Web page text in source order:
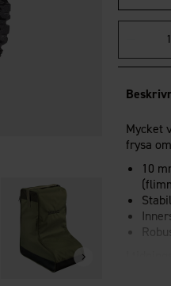
Sidas
Cederträ
195 kr
Mycket
frysa
10
I